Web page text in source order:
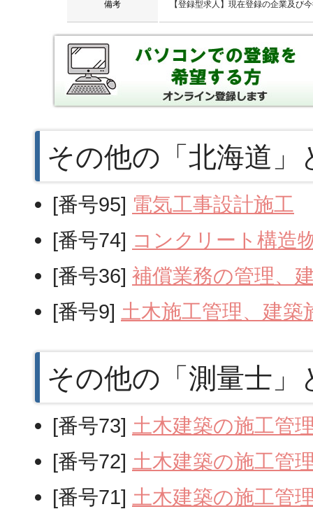
備考 【登録型求人】現在登録の企業及び
その他の「北海道
[番号95] 電気工事設計施工
[番号74] コンクリート構造
[番号36] 補償業務の管理、
[番号9] 土木施工管理、建築
その他の「測量士
[番号73] 土木建築の施工管
[番号72] 土木建築の施工管
[番号71] 土木建築の施工管